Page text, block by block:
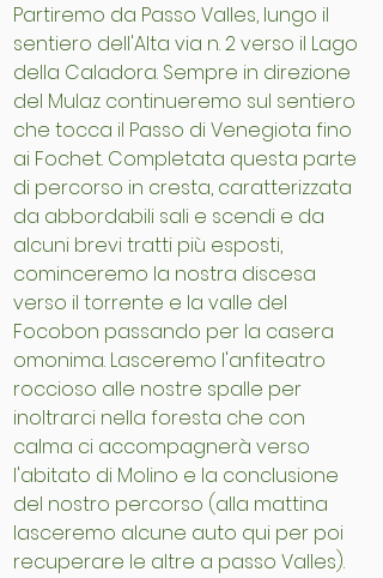
Partiremo da Passo Valles, lungo il
sentiero dell'Alta via n. 2 verso il Lago
della Caladora. Sempre in direzione
del Mulaz continueremo sul sentiero
che tocca il Passo di Venegiota fino
ai Fochet. Completata questa parte
di percorso in cresta, caratterizzata
da abbordabili sali e scendi e da
alcuni brevi tratti più esposti,
cominceremo la nostra discesa
verso il torrente e la valle del
Focobon passando per la casera
omonima. Lasceremo l'anfiteatro
roccioso alle nostre spalle per
inoltrarci nella foresta che con
calma ci accompagnerà verso
l'abitato di Molino e la conclusione
del nostro percorso (alla mattina
lasceremo alcune auto qui per poi
recuperare le altre a passo Valles).